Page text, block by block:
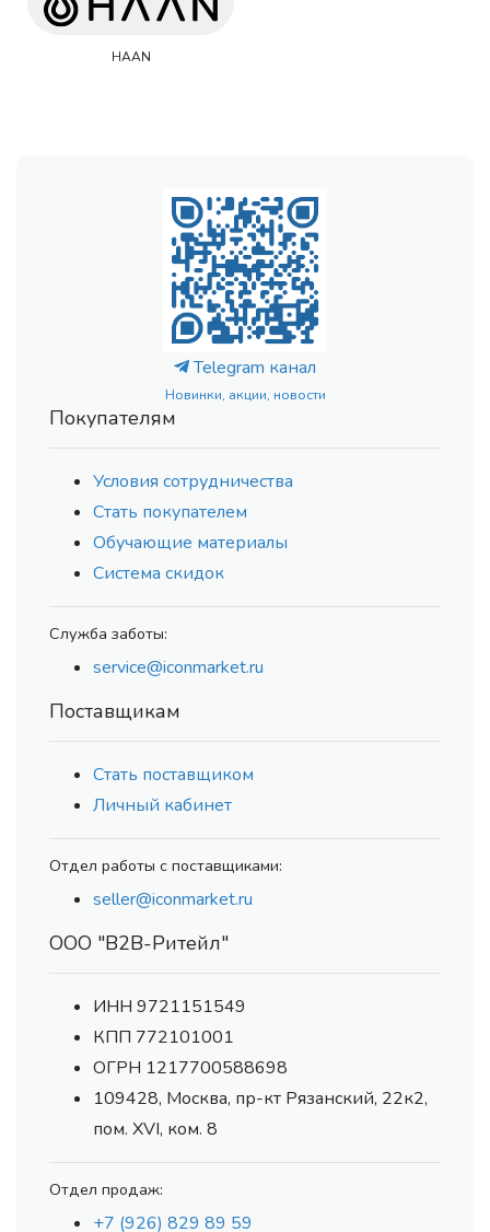
HAAN
Telegram канал
Новинки, акции, новости
Покупателям
Условия сотрудничества
Стать покупателем
Обучающие материалы
Система скидок
Служба заботы:
service@iconmarket.ru
Поставщикам
Стать поставщиком
Личный кабинет
Отдел работы с поставщиками:
seller@iconmarket.ru
ООО "В2В-Ритейл"
ИНН 9721151549
КПП 772101001
ОГРН 1217700588698
109428, Москва, пр-кт Рязанский, 22к2,
пом. XVI, ком. 8
Отдел продаж:
+7 (926) 829 89 59